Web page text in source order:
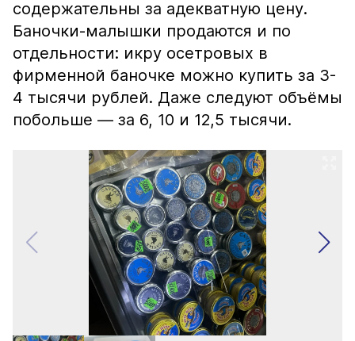
содержательны за адекватную цену.
Баночки-малышки продаются и по
отдельности: икру осетровых в
фирменной баночке можно купить за 3-
4 тысячи рублей. Даже следуют объёмы
побольше — за 6, 10 и 12,5 тысячи.